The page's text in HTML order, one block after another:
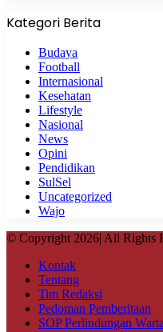
Kategori Berita
Budaya
Football
Internasional
Kesehatan
Lifestyle
Nasional
News
Opini
Pendidikan
SulSel
Uncategorized
Wajo
© Copyright 2026| All Rights
Kontak
Tentang
Tim Redaksi
Pedoman Pemberitaan
SOP Perlindungan